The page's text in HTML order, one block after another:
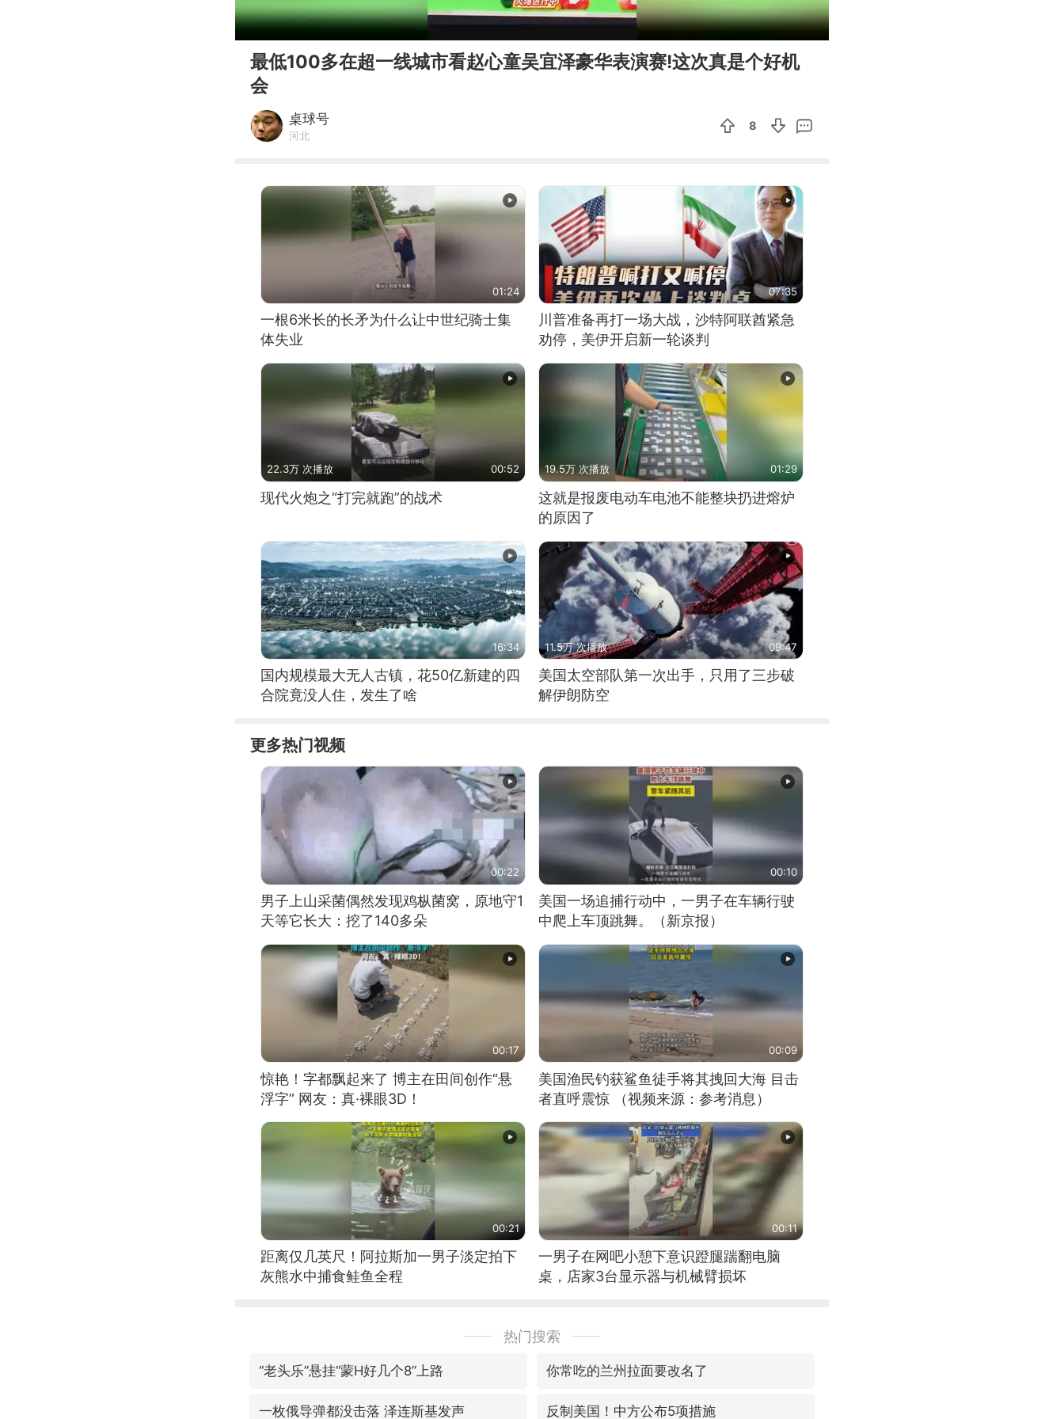
00:00 00:39
最低100多在超一线城市看赵心童吴宜泽豪华表演赛!这次真是个好机
会
桌球号
河北
8
01:24
一根6米长的长矛为什么让中世纪骑士集
体失业
07:35
川普准备再打一场大战，沙特阿联酋紧急
劝停，美伊开启新一轮谈判
22.3万 次播放 00:52
现代火炮之“打完就跑”的战术
19.5万 次播放 01:29
这就是报废电动车电池不能整块扔进熔炉
的原因了
16:34
国内规模最大无人古镇，花50亿新建的四
合院竟没人住，发生了啥
11.5万 次播放 09:47
美国太空部队第一次出手，只用了三步破
解伊朗防空
更多热门视频
00:22
男子上山采菌偶然发现鸡枞菌窝，原地守1
天等它长大：挖了140多朵
00:10
美国一场追捕行动中，一男子在车辆行驶
中爬上车顶跳舞。（新京报）
00:17
惊艳！字都飘起来了 博主在田间创作“悬
浮字” 网友：真·裸眼3D！
00:09
美国渔民钓获鲨鱼徒手将其拽回大海 目击
者直呼震惊 （视频来源：参考消息）
00:21
距离仅几英尺！阿拉斯加一男子淡定拍下
灰熊水中捕食鲑鱼全程
00:11
一男子在网吧小憩下意识蹬腿踹翻电脑
桌，店家3台显示器与机械臂损坏
热门搜索
“老头乐”悬挂“蒙H好几个8”上路 你常吃的兰州拉面要改名了
一枚俄导弹都没击落 泽连斯基发声 反制美国！中方公布5项措施